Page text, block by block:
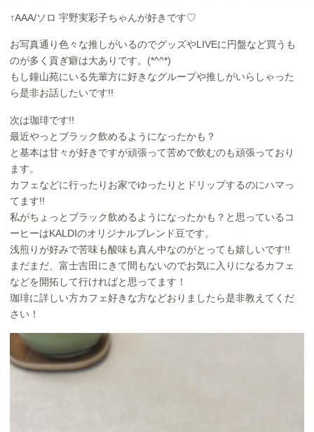
↑AAA/ソロ 宇野実彩子ちゃんが好きです♡
お写真通り色々な推しがいるのでグッズやLIVEに円盤など買うも
のが多く貢ぎ癖は大ありです。(*^^*)
もし鐘山苑にいる先輩方に好きなグループや推しがいらしゃった
ら是非お話したいです!!
次は珈琲です!!
最近やっとブラック飲めるようになったかも？
と基本は甘々が好きですが頑張って苦めで飲むのも頑張っており
ます。
カフェなどに行ったりお家でゆったりとドリップするのにハマっ
てます!!
私がちょっとブラック飲めるようになったかも？と思っているコ
ーヒーはKALDIのオリジナルブレンド豆です。
浅煎りが好みで苦味も酸味も真ん中なのがとっても嬉しいです!!
まだまだ、富士吉田にきて間もないのでお気に入りになるカフェ
などを開拓して行ければと思ってます！
珈琲に詳しい方カフェ好きな方などおりましたら是非教えてくだ
さい！